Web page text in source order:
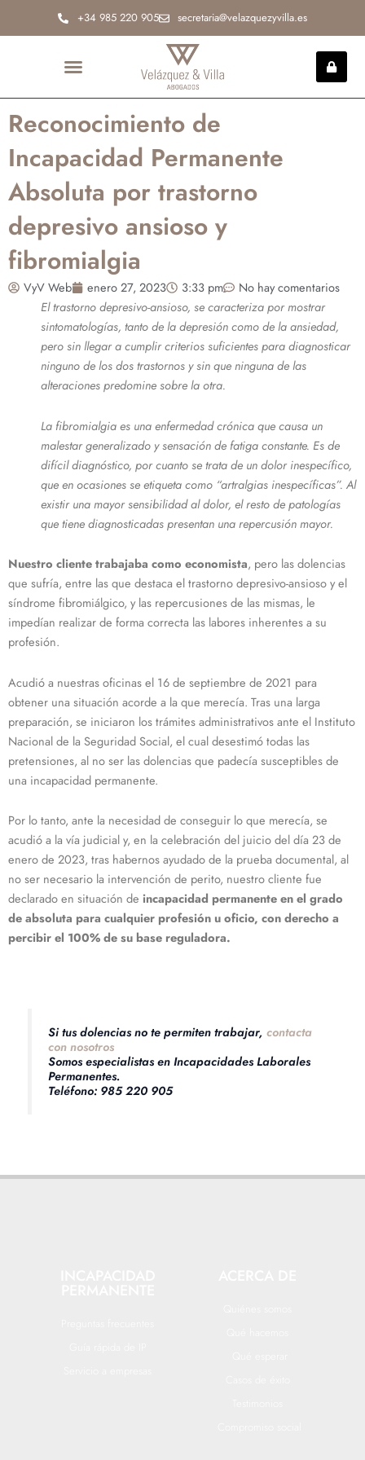
+34 985 220 905 secretaria@velazquezyvilla.es
Reconocimiento de
Incapacidad Permanente
Absoluta por trastorno
depresivo ansioso y
fibromialgia
VyV Web enero 27, 2023 3:33 pm
No hay comentarios
El trastorno depresivo-ansioso, se caracteriza por mostrar
sintomatologías, tanto de la depresión como de la ansiedad,
pero sin llegar a cumplir criterios suficientes para diagnosticar
ninguno de los dos trastornos y sin que ninguna de las
alteraciones predomine sobre la otra.
La fibromialgia es una enfermedad crónica que causa un
malestar generalizado y sensación de fatiga constante. Es de
difícil diagnóstico, por cuanto se trata de un dolor inespecífico,
que en ocasiones se etiqueta como “artralgias inespecíficas”. Al
existir una mayor sensibilidad al dolor, el resto de patologías
que tiene diagnosticadas presentan una repercusión mayor.
Nuestro cliente trabajaba como economista, pero las dolencias
que sufría, entre las que destaca el trastorno depresivo-ansioso y el
síndrome fibromiálgico, y las repercusiones de las mismas, le
impedían realizar de forma correcta las labores inherentes a su
profesión.
Acudió a nuestras oficinas el 16 de septiembre de 2021 para
obtener una situación acorde a la que merecía. Tras una larga
preparación, se iniciaron los trámites administrativos ante el Instituto
Nacional de la Seguridad Social, el cual desestimó todas las
pretensiones, al no ser las dolencias que padecía susceptibles de
una incapacidad permanente.
Por lo tanto, ante la necesidad de conseguir lo que merecía, se
acudió a la vía judicial y, en la celebración del juicio del día 23 de
enero de 2023, tras habernos ayudado de la prueba documental, al
no ser necesario la intervención de perito, nuestro cliente fue
declarado en situación de incapacidad permanente en el grado
de absoluta para cualquier profesión u oficio, con derecho a
percibir el 100% de su base reguladora.
Si tus dolencias no te permiten trabajar,contacta
con nosotros
Somos especialistas en Incapacidades Laborales
Permanentes.
Teléfono: 985 220 905